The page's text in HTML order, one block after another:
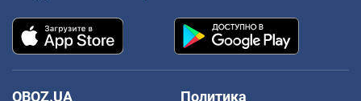
OBOZ.UA
Политика